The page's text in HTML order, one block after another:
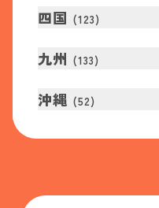
四国 (123)
九州 (133)
沖縄 (52)